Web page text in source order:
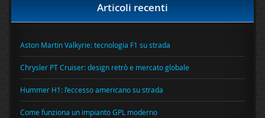
Articoli recenti
Aston Martin Valkyrie: tecnologia F1 su strada
Chrysler PT Cruiser: design retrò e mercato globale
Hummer H1: l’eccesso americano su strada
Come funziona un impianto GPL moderno